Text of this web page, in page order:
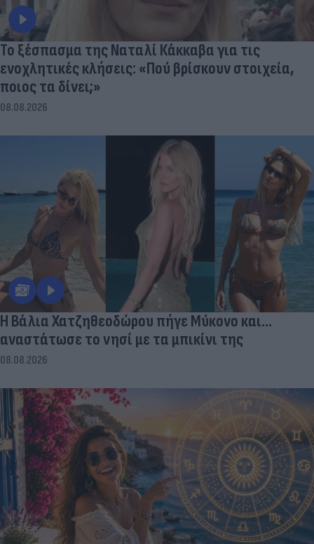
Το ξέσπασμα της Ναταλί Κάκκαβα για τις
ενοχλητικές κλήσεις: «Πού βρίσκουν στοιχεία,
ποιος τα δίνει;»
08.08.2026
Η Βάλια Χατζηθεοδώρου πήγε Μύκονο και...
αναστάτωσε το νησί με τα μπικίνι της
08.08.2026